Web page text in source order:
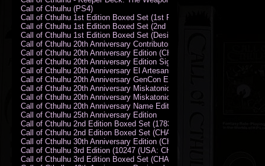
Call of Cthulhu (PS4)
Call of Cthulhu 1st Edition Boxed Set (1st Printing) (CHA2009-X)
Call of Cthulhu 1st Edition Boxed Set (2nd Printing) (CHA2009-X)
Call of Cthulhu 1st Edition Boxed Set (Designer's Edition)
Call of Cthulhu 20th Anniversary Contributor Edition
Call of Cthulhu 20th Anniversary Edition (CHA2399)
Call of Cthulhu 20th Anniversary Edition Signed by Sandy Petersen
Call of Cthulhu 20th Anniversary El Artesano del Rey Edition
Call of Cthulhu 20th Anniversary GenCon Edition
Call of Cthulhu 20th Anniversary Miskatonic University Library Edition
Call of Cthulhu 20th Anniversary Miskatonic University Library Edition
Call of Cthulhu 20th Anniversary Name Edition
Call of Cthulhu 25th Anniversary Edition
Call of Cthulhu 2nd Edition Boxed Set (178301)
Call of Cthulhu 2nd Edition Boxed Set (CHA2301-X)
Call of Cthulhu 30th Anniversary Edition (CHA23126)
Call of Cthulhu 3rd Edition (10247 (USA: CHA2317-H))
Call of Cthulhu 3rd Edition Boxed Set (CHA2301-X)